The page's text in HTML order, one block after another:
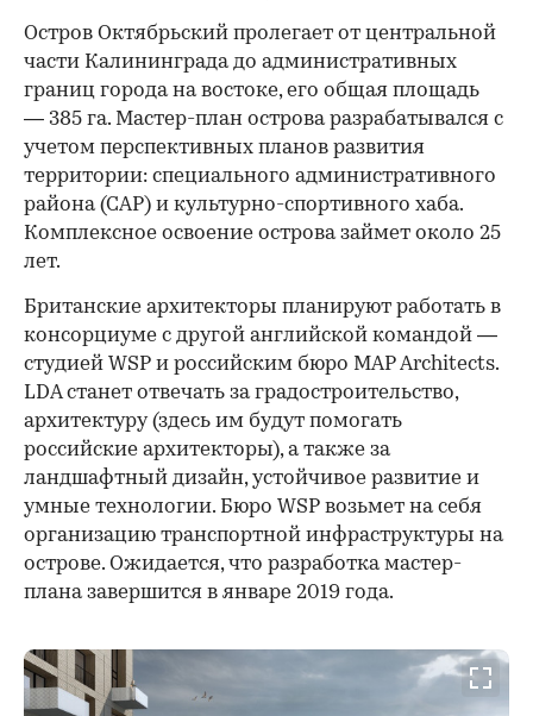
Остров Октябрьский пролегает от центральной
части Калининграда до административных
границ города на востоке, его общая площадь
— 385 га. Мастер-план острова разрабатывался с
учетом перспективных планов развития
территории: специального административного
района (САР) и культурно-спортивного хаба.
Комплексное освоение острова займет около 25
лет.
Британские архитекторы планируют работать в
консорциуме с другой английской командой —
студией WSP и российским бюро MAP Architects.
LDA станет отвечать за градостроительство,
архитектуру (здесь им будут помогать
российские архитекторы), а также за
ландшафтный дизайн, устойчивое развитие и
умные технологии. Бюро WSP возьмет на себя
организацию транспортной инфраструктуры на
острове. Ожидается, что разработка мастер-
плана завершится в январе 2019 года.